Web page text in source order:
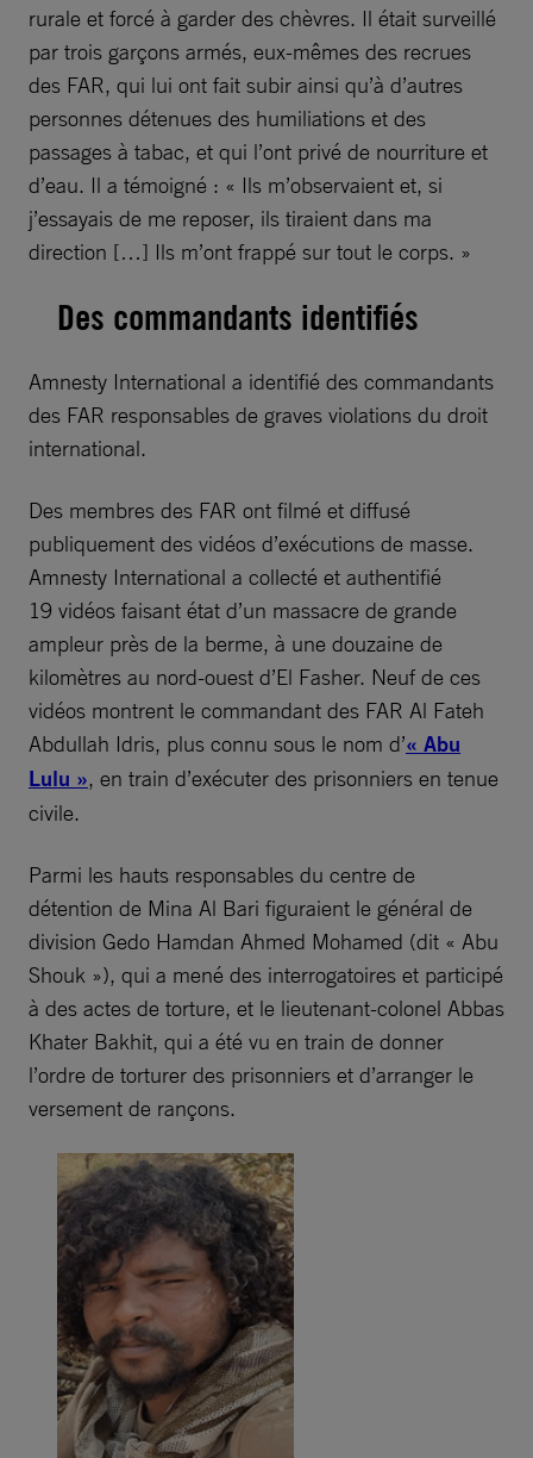
rurale et forcé à garder des chèvres. Il était surveillé
par trois garçons armés, eux-mêmes des recrues
des FAR, qui lui ont fait subir ainsi qu’à d’autres
personnes détenues des humiliations et des
passages à tabac, et qui l’ont privé de nourriture et
d’eau. Il a témoigné : « Ils m’observaient et, si
j’essayais de me reposer, ils tiraient dans ma
direction […] Ils m’ont frappé sur tout le corps. »
Des commandants identifiés
Amnesty International a identifié des commandants
des FAR responsables de graves violations du droit
international.
Des membres des FAR ont filmé et diffusé
publiquement des vidéos d’exécutions de masse.
Amnesty International a collecté et authentifié
19 vidéos faisant état d’un massacre de grande
ampleur près de la berme, à une douzaine de
kilomètres au nord-ouest d’El Fasher. Neuf de ces
vidéos montrent le commandant des FAR Al Fateh
Abdullah Idris, plus connu sous le nom d’« Abu
Lulu », en train d’exécuter des prisonniers en tenue
civile.
Parmi les hauts responsables du centre de
détention de Mina Al Bari figuraient le général de
division Gedo Hamdan Ahmed Mohamed (dit « Abu
Shouk »), qui a mené des interrogatoires et participé
à des actes de torture, et le lieutenant-colonel Abbas
Khater Bakhit, qui a été vu en train de donner
l’ordre de torturer des prisonniers et d’arranger le
versement de rançons.